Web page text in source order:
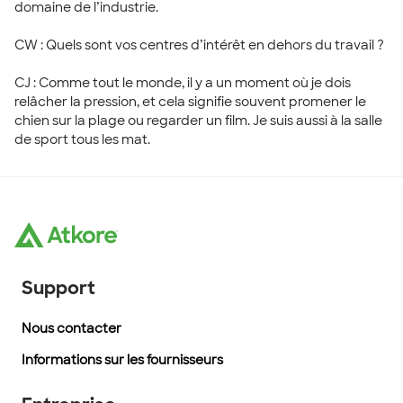
domaine de l’industrie.
CW : Quels sont vos centres d’intérêt en dehors du travail ?
CJ : Comme tout le monde, il y a un moment où je dois
relâcher la pression, et cela signifie souvent promener le
chien sur la plage ou regarder un film. Je suis aussi à la salle
de sport tous les mat.
Support
Nous contacter
Informations sur les fournisseurs